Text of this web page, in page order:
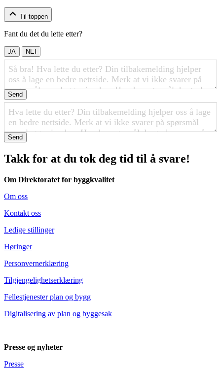
Til toppen
Fant du det du lette etter?
JA NEI
Send
Send
Takk for at du tok deg tid til å svare!
Om Direktoratet for byggkvalitet
Om oss
Kontakt oss
Ledige stillinger
Høringer
Personvernerklæring
Tilgjengelighetserklæring
Fellestjenester plan og bygg
Digitalisering av plan og byggesak
Presse og nyheter
Presse